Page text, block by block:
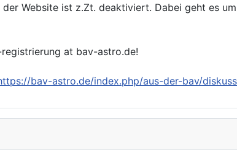
Website ist z.Zt. deaktiviert. Dabei geht es
at bav-astro.de!
bav-astro.de/index.php/aus-der-bav/